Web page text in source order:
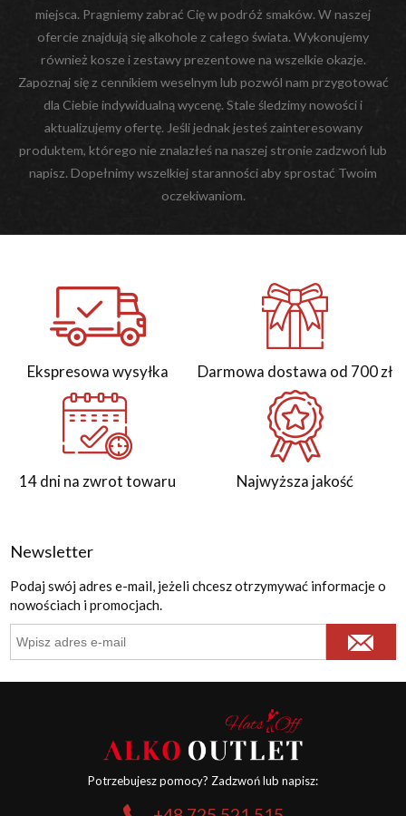
miejsca. Pragniemy zabrać Cię w podróż smaków. W naszej
ofercie znajdują się alkohole z całego świata. Wykonujemy
również kosze i zestawy prezentowe na wszelkie okazje.
Zapoznaj się z cennikiem weselnym lub pozwól nam przygotować
dla Ciebie indywidualną wycenę. Stale śledzimy nowości i
aktualizujemy ofertę. Jeśli jednak jesteś zainteresowany
produktem, którego nie znalazłeś na naszej stronie zadzwoń lub
napisz. Dopełnimy wszelkiej staranności aby sprostać Twoim
oczekiwaniom.
Ekspresowa wysyłka Darmowa dostawa od 700 zł
14 dni na zwrot towaru Najwyższa jakość
Newsletter
Podaj swój adres e-mail, jeżeli chcesz otrzymywać informacje o
nowościach i promocjach.
Potrzebujesz pomocy? Zadzwoń lub napisz: